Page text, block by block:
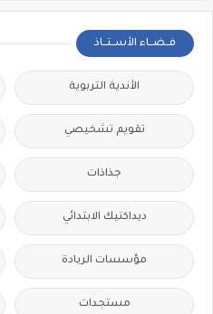
فــضــاء الأســتــاذ
الأندية التربوية
تقويم تشخيصي
جذاذات
ديداكتيك الابتدائي
مؤسسات الريادة
مستجدات